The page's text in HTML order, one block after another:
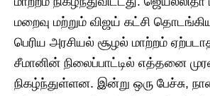
மறைவு மற்றும் விஜய் கட்சி
பெரிய அரசியல் சூழல் மாற்றம்
சீமானின் நிலைப்பாட்டில் எத்தனை
நிகழ்ந்துள்ளன. இன்று ஒரு பேச்சு,